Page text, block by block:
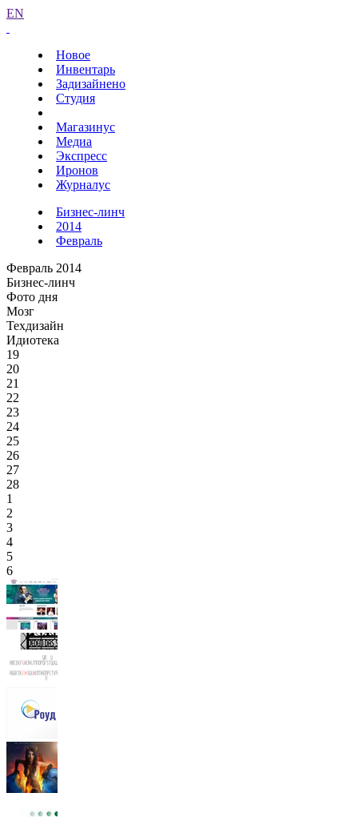
EN
Новое
Инвентарь
Задизайнено
Студия
Магазинус
Медиа
Экспресс
Иронов
Журналус
Бизнес-линч
2014
Февраль
Февраль 2014
Бизнес-линч
Фото дня
Мозг
Техдизайн
Идиотека
19
20
21
22
23
24
25
26
27
28
1
2
3
4
5
6